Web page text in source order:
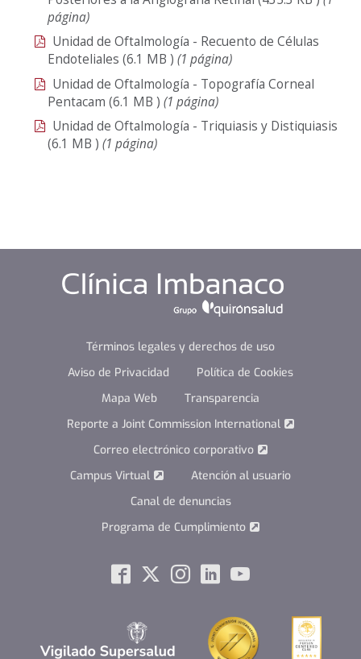
página)
Unidad de Oftalmología - Recuento de Células
Endoteliales (6.1 MB ) (1 página)
Unidad de Oftalmología - Topografía Corneal
Pentacam (6.1 MB ) (1 página)
Unidad de Oftalmología - Triquiasis y Distiquiasis
(6.1 MB ) (1 página)
Términos legales y derechos de uso
Aviso de Privacidad
Política de Cookies
Mapa Web
Transparencia
Reporte a Joint Commission International
Correo electrónico corporativo
Campus Virtual
Atención al usuario
Canal de denuncias
Programa de Cumplimiento